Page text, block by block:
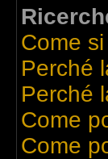
Come
Perché
Perché
Come
Come